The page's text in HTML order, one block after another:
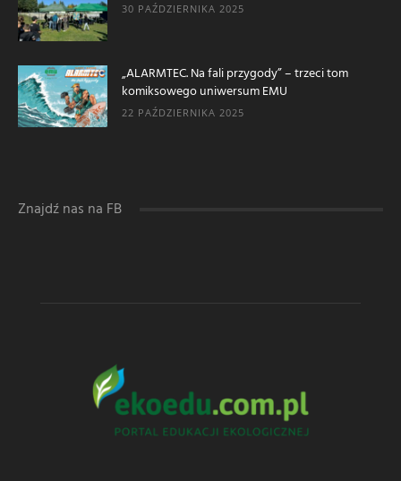
30 PAŹDZIERNIKA 2025
„ALARMTEC. Na fali przygody” – trzeci tom
komiksowego uniwersum EMU
22 PAŹDZIERNIKA 2025
Znajdź nas na FB